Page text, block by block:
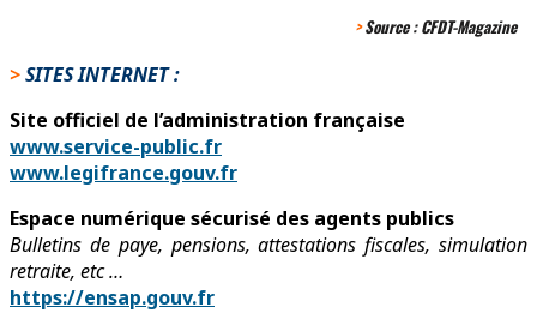
> Source :CFDT-Magazine
>SITES INTERNET :
Site officiel de l’administration française
www.service-public.fr
www.legifrance.gouv.fr
Espace numérique sécurisé des agents publics
Bulletins de paye, pensions, attestations fiscales, simulation
retraite, etc …
https://ensap.gouv.fr